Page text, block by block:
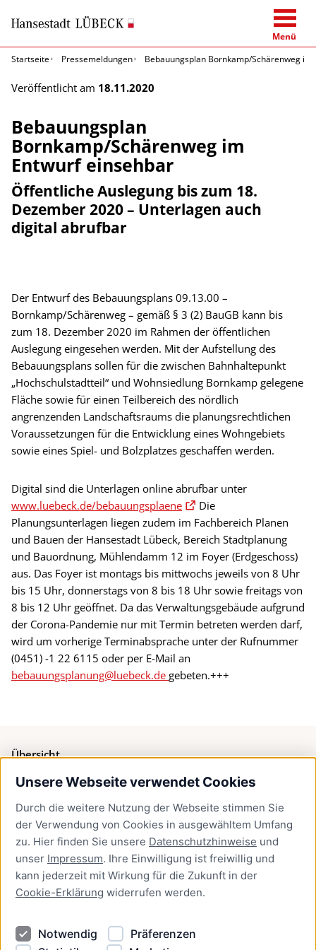
Unsere Webseite verwendet Cookies
Durch die weitere Nutzung der Webseite stimmen Sie
der Verwendung von Cookies in ausgewähltem Umfang
zu. Hier finden Sie unsere Datenschutzhinweise und
unser Impressum. Ihre Einwilligung ist freiwillig und
kann jederzeit mit Wirkung für die Zukunft in der
Cookie-Erklärung widerrufen werden.
Notwendig
Präferenzen
Menü
Startseite
Pressemeldungen Bebauungsplan Bornkamp/Schärenweg
Veröffentlicht am 18.11.2020
Bebauungsplan
Bornkamp/Schärenweg im
Entwurf einsehbar
Öffentliche Auslegung bis zum 18.
Dezember 2020 – Unterlagen auch
digital abrufbar
Der Entwurf des Bebauungsplans 09.13.00 –
Bornkamp/Schärenweg – gemäß § 3 (2) BauGB kann bis
zum 18. Dezember 2020 im Rahmen der öffentlichen
Auslegung eingesehen werden. Mit der Aufstellung des
Bebauungsplans sollen für die zwischen Bahnhaltepunkt
„Hochschulstadtteil“ und Wohnsiedlung Bornkamp gelegene
Fläche sowie für einen Teilbereich des nördlich
angrenzenden Landschaftsraums die planungsrechtlichen
Voraussetzungen für die Entwicklung eines Wohngebiets
sowie eines Spiel- und Bolzplatzes geschaffen werden.
Digital sind die Unterlagen online abrufbar unter
www.luebeck.de/bebauungsplaene
Die
Planungsunterlagen liegen zudem im Fachbereich Planen
und Bauen der Hansestadt Lübeck, Bereich Stadtplanung
und Bauordnung, Mühlendamm 12 im Foyer (Erdgeschoss)
aus. Das Foyer ist montags bis mittwochs jeweils von 8 Uhr
bis 15 Uhr, donnerstags von 8 bis 18 Uhr sowie freitags von
8 bis 12 Uhr geöffnet. Da das Verwaltungsgebäude aufgrund
der Corona-Pandemie nur mit Termin betreten werden darf,
wird um vorherige Terminabsprache unter der Rufnummer
(0451) -1 22 6115 oder per E-Mail an
bebauungsplanung@luebeck.de gebeten.+++
Übersicht
Bürgerservice
Presse
Newsletter Lübeck:kompakt
Kontakt
Kontakt
Datenschutzhinweise